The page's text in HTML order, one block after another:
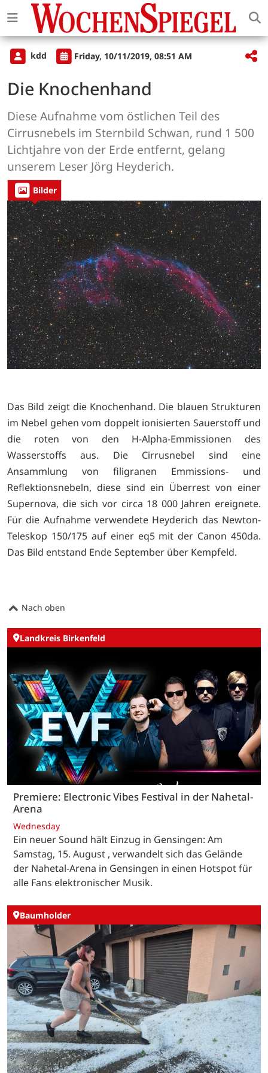
kdd Friday, 10/11/2019, 08:51 AM
Die Knochenhand
Diese Aufnahme vom östlichen Teil des
Cirrusnebels im Sternbild Schwan, rund 1 500
Lichtjahre von der Erde entfernt, gelang
unserem Leser Jörg Heyderich.
Bilder
Das Bild zeigt die Knochenhand. Die blauen Strukturen
im Nebel gehen vom doppelt ionisierten Sauerstoff und
die roten von den H-Alpha-Emmissionen des
Wasserstoffs aus. Die Cirrusnebel sind eine
Ansammlung von filigranen Emmissions- und
Reflektionsnebeln, diese sind ein Überrest von einer
Supernova, die sich vor circa 18 000 Jahren ereignete.
Für die Aufnahme verwendete Heyderich das Newton-
Teleskop 150/175 auf einer eq5 mit der Canon 450da.
Das Bild entstand Ende September über Kempfeld.
Nach oben
Landkreis Birkenfeld
Premiere: Electronic Vibes Festival in der Nahetal-
Arena
Wednesday
Ein neuer Sound hält Einzug in Gensingen: Am
Samstag, 15. August , verwandelt sich das Gelände
der Nahetal-Arena in Gensingen in einen Hotspot für
alle Fans elektronischer Musik.
Baumholder